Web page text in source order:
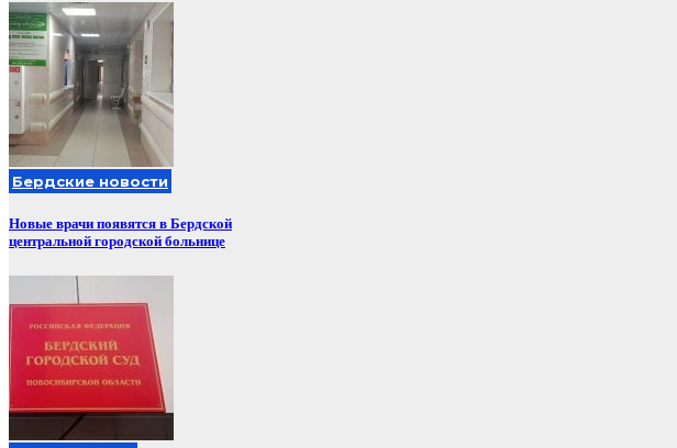
Бердские новости
Новые врачи появятся в Бердской
центральной городской больнице